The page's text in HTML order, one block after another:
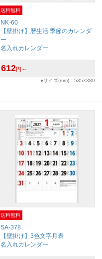
送料無料
NK-60
【壁掛け】暦生活 季節のカレンダ
ー
名入れカレンダー
612円～
●サイズ(mm)：535×380
送料無料
SA-378
【壁掛け】3色文字月表
名入れカレンダー